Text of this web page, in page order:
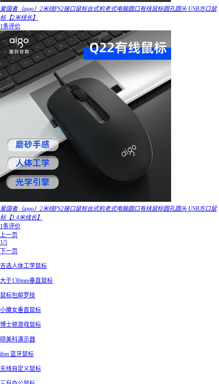
爱国者（aigo）2米线PS2接口鼠标台式机老式电脑圆口有线鼠标圆孔圆头 USB方口鼠
标【2米线长】
1条评价
爱国者（aigo）2米线PS2接口鼠标台式机老式电脑圆口有线鼠标圆孔圆头 USB方口鼠
标【1.4米线长】
1条评价
上一页
1/5
下一页
吉选人体工学鼠标
大于130mm垂直鼠标
鼠标包邮罗技
小魔女垂直鼠标
博士顿游戏鼠标
硕美科演示器
ibm 蓝牙鼠标
无线自定义鼠标